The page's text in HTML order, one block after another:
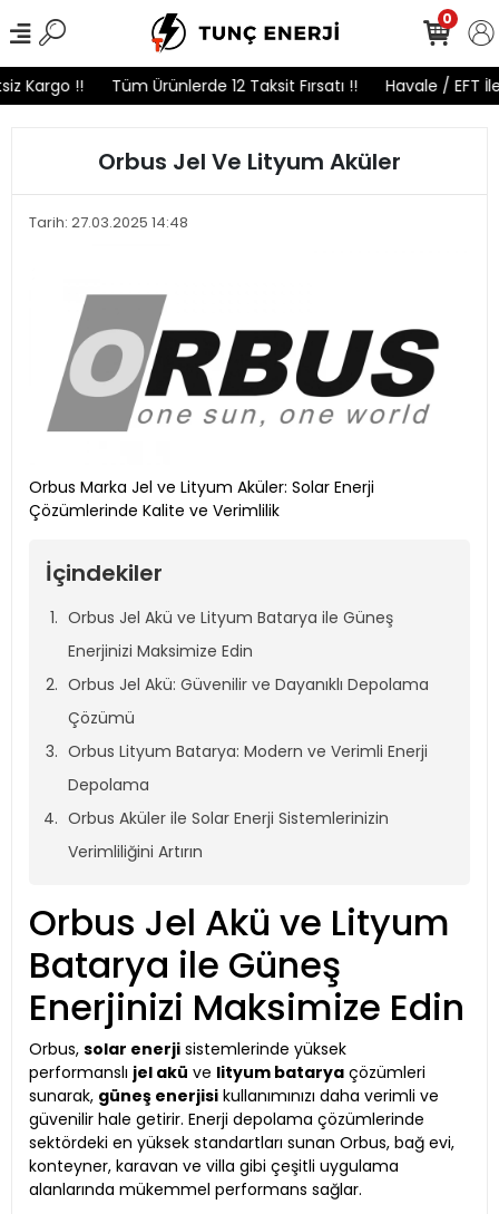
Kargo !! Tüm Ürünlerde 12 Taksit Fırsatı !! Havale / EFT
0
Orbus Jel Ve Lityum Aküler
Tarih: 27.03.2025 14:48
Orbus Marka Jel ve Lityum Aküler: Solar Enerji
Çözümlerinde Kalite ve Verimlilik
İçindekiler
Orbus Jel Akü ve Lityum Batarya ile Güneş
Enerjinizi Maksimize Edin
Orbus Jel Akü: Güvenilir ve Dayanıklı Depolama
Çözümü
Orbus Lityum Batarya: Modern ve Verimli Enerji
Depolama
Orbus Aküler ile Solar Enerji Sistemlerinizin
Verimliliğini Artırın
Orbus Jel Akü ve Lityum
Batarya ile Güneş
Enerjinizi Maksimize Edin
Orbus, solar enerji sistemlerinde yüksek
performanslı jel akü ve lityum batarya çözümleri
sunarak, güneş enerjisi kullanımınızı daha verimli ve
güvenilir hale getirir. Enerji depolama çözümlerinde
sektördeki en yüksek standartları sunan Orbus, bağ evi,
konteyner, karavan ve villa gibi çeşitli uygulama
alanlarında mükemmel performans sağlar.